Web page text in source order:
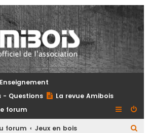
Enseignement
- Questions
La revue Amibois
forum
forum Jeux en bois